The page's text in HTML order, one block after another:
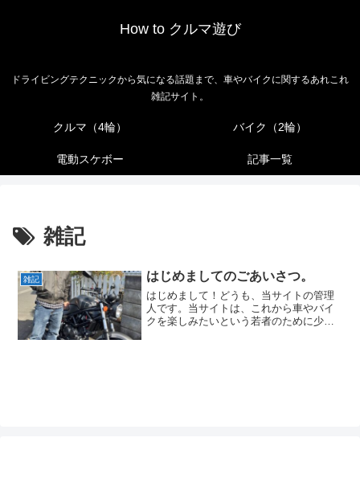
How to クルマ遊び
ドライビングテクニックから気になる話題まで、車やバイクに関するあれこれ
雑記サイト。
クルマ（4輪） バイク（2輪）
電動スケボー 記事一覧
雑記
雑記 はじめましてのごあいさつ。
はじめまして！どうも、当サイトの管理
人です。当サイトは、これから車やバイ
クを楽しみたいという若者のために少し